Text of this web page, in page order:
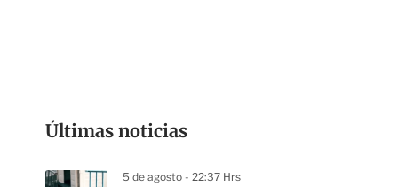
Últimas noticias
5 de agosto - 22:37 Hrs